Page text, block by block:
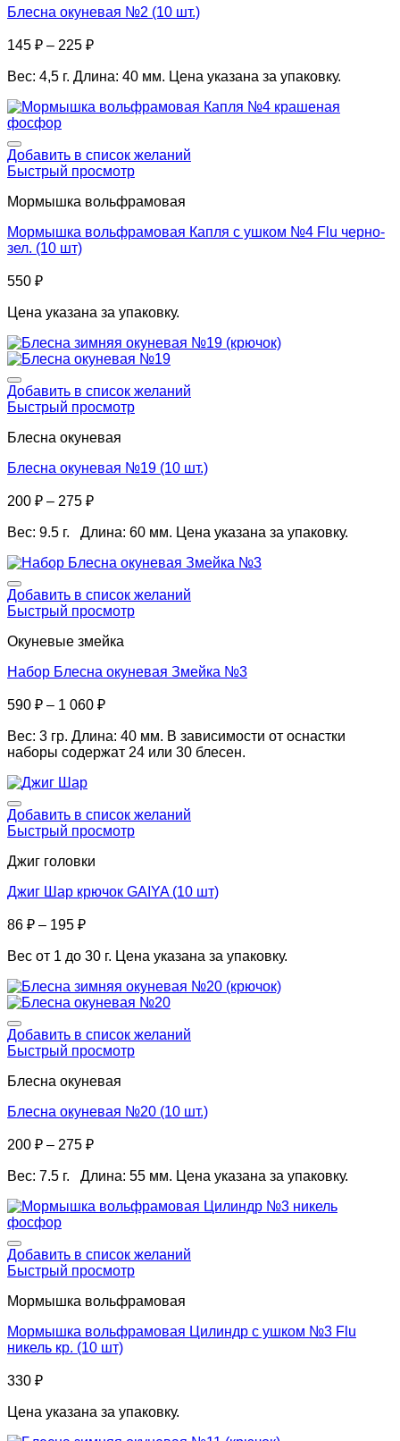
Блесна окуневая №2 (10 шт.)
145 ₽ – 225 ₽
Вес: 4,5 г. Длина: 40 мм. Цена указана за упаковку.
Добавить в список желаний
Быстрый просмотр
Мормышка вольфрамовая
Мормышка вольфрамовая Капля с ушком №4 Flu черно-
зел. (10 шт)
550 ₽
Цена указана за упаковку.
Добавить в список желаний
Быстрый просмотр
Блесна окуневая
Блесна окуневая №19 (10 шт.)
200 ₽ – 275 ₽
Вес: 9.5 г. Длина: 60 мм. Цена указана за упаковку.
Добавить в список желаний
Быстрый просмотр
Окуневые змейка
Набор Блесна окуневая Змейка №3
590 ₽ – 1 060 ₽
Вес: 3 гр. Длина: 40 мм. В зависимости от оснастки
наборы содержат 24 или 30 блесен.
Добавить в список желаний
Быстрый просмотр
Джиг головки
Джиг Шар крючок GAIYA (10 шт)
86 ₽ – 195 ₽
Вес от 1 до 30 г. Цена указана за упаковку.
Добавить в список желаний
Быстрый просмотр
Блесна окуневая
Блесна окуневая №20 (10 шт.)
200 ₽ – 275 ₽
Вес: 7.5 г. Длина: 55 мм. Цена указана за упаковку.
Добавить в список желаний
Быстрый просмотр
Мормышка вольфрамовая
Мормышка вольфрамовая Цилиндр с ушком №3 Flu
никель кр. (10 шт)
330 ₽
Цена указана за упаковку.